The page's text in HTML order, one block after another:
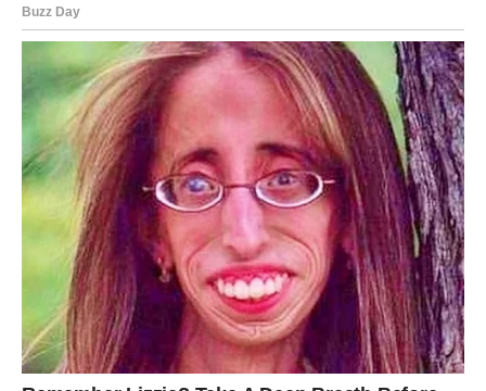
Jarac shvata da ne mora sve da nosi sam i da je
dozvoljeno birati lakši put – ako je ispravan.
Autoritet, poštovanje i stabilnost jačaju, ali samo tamo
gde Jarac postavi jasne granice.
Ključ moći:Moć nije u teretu, već u izboru šta ćete dalje
nositi.
RIBE – Moć intuicije i duhovne
nagrade
Ribama dolaze dani u kojima se snovi, znaci i osećaji
slažu u jasnu poruku. Ovo je periodduhovne moći,